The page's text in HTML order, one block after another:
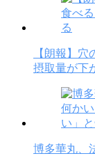
【朗報】
摂取量が下
博多華丸、